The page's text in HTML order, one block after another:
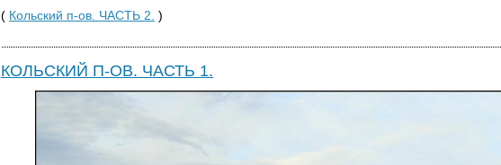
( Кольский п-ов. ЧАСТЬ 2. )
КОЛЬСКИЙ П-ОВ. ЧАСТЬ 1.